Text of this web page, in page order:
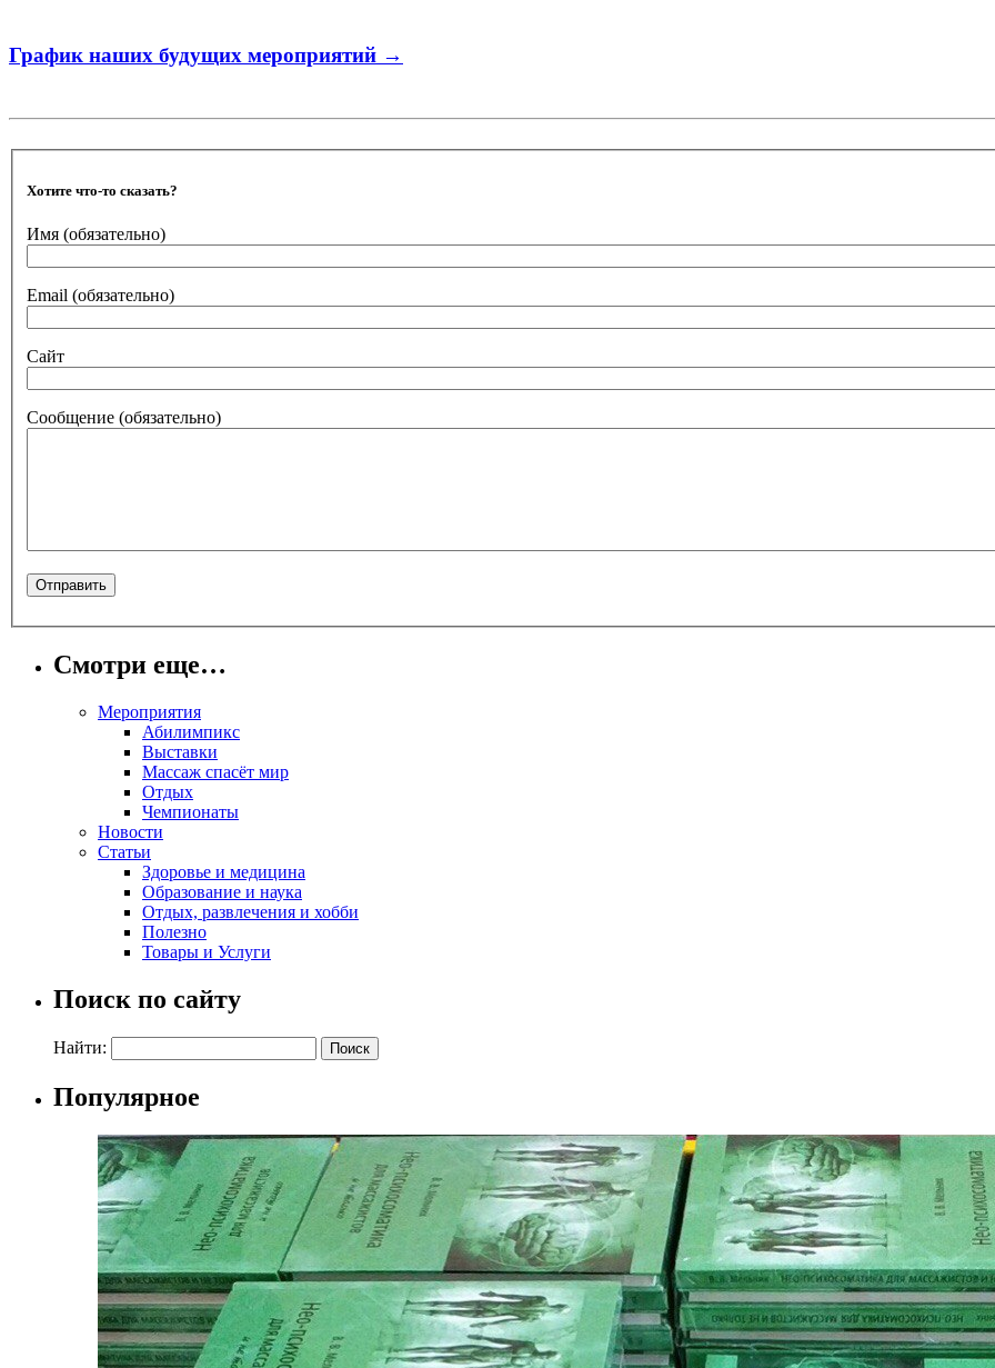
График наших будущих мероприятий →
Хотите что-то сказать?
Имя (обязательно)
Email (обязательно)
Сайт
Сообщение (обязательно)
Смотри еще…
Мероприятия
Абилимпикс
Выставки
Массаж спасёт мир
Отдых
Чемпионаты
Новости
Статьи
Здоровье и медицина
Образование и наука
Отдых, развлечения и хобби
Полезно
Товары и Услуги
Поиск по сайту
Найти:
Популярное